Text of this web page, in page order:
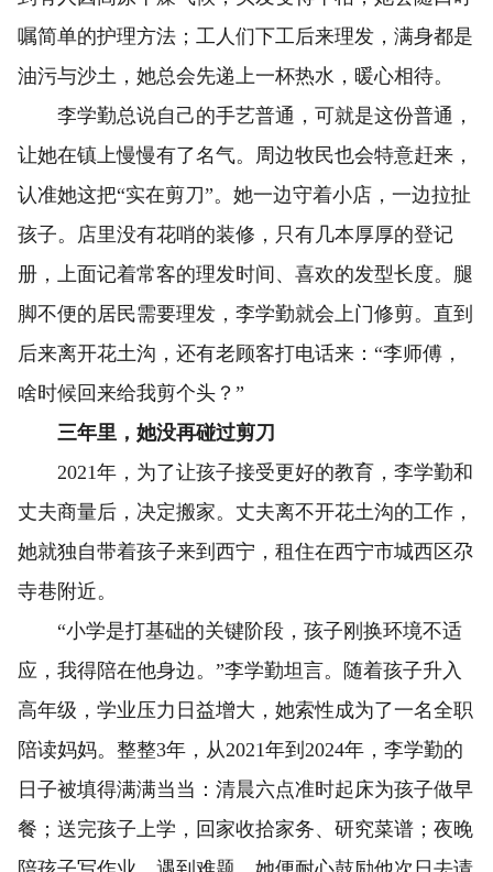
嘱简单的护理方法；工人们下工后来理发，满身都是
油污与沙土，她总会先递上一杯热水，暖心相待。
李学勤总说自己的手艺普通，可就是这份普通，
让她在镇上慢慢有了名气。周边牧民也会特意赶来，
认准她这把“实在剪刀”。她一边守着小店，一边拉扯
孩子。店里没有花哨的装修，只有几本厚厚的登记
册，上面记着常客的理发时间、喜欢的发型长度。腿
脚不便的居民需要理发，李学勤就会上门修剪。直到
后来离开花土沟，还有老顾客打电话来：“李师傅，
啥时候回来给我剪个头？”
三年里，她没再碰过剪刀
2021年，为了让孩子接受更好的教育，李学勤和
丈夫商量后，决定搬家。丈夫离不开花土沟的工作，
她就独自带着孩子来到西宁，租住在西宁市城西区尕
寺巷附近。
“小学是打基础的关键阶段，孩子刚换环境不适
应，我得陪在他身边。”李学勤坦言。随着孩子升入
高年级，学业压力日益增大，她索性成为了一名全职
陪读妈妈。整整3年，从2021年到2024年，李学勤的
日子被填得满满当当：清晨六点准时起床为孩子做早
餐；送完孩子上学，回家收拾家务、研究菜谱；夜晚